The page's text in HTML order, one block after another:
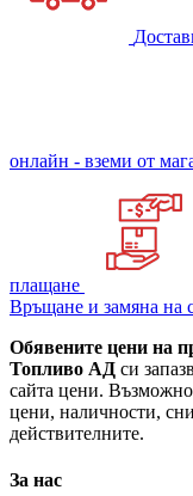
онлайн - вземи от
плащане
Връщане и замяна на
Обявените цени на
Топливо АД си
сайта цени. Възможно
цени, наличности,
действителните.
За нас